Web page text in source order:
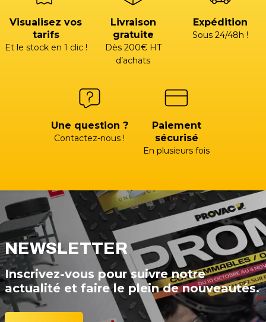
Visualisez vos
tarifs
Et le stock en 1 clic !
Livraison
gratuite
Dès 200€ HT
d’achats
Expédition
Sous 24/48h !
Une question ?
Contactez-nous !
Paiement
sécurisé
En plusieurs fois
NEWSLETTER
Inscrivez-vous pour suivre notre
actualité et faire le plein de nouveautés.